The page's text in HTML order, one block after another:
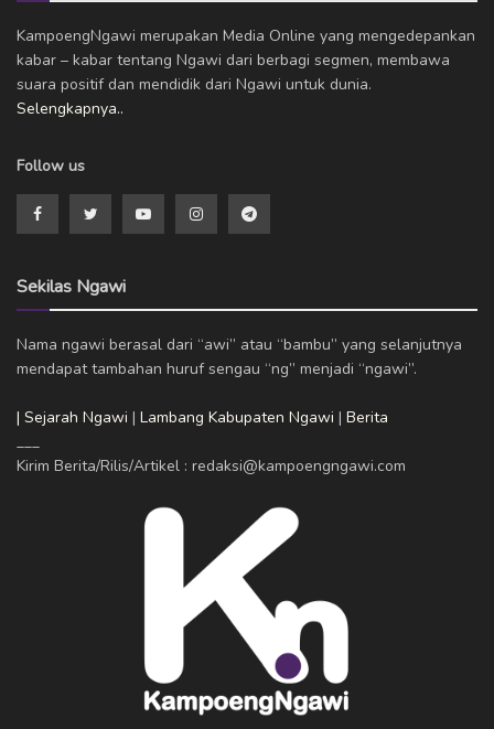
KampoengNgawi merupakan Media Online yang mengedepankan
kabar – kabar tentang Ngawi dari berbagi segmen, membawa
suara positif dan mendidik dari Ngawi untuk dunia.
Selengkapnya..
Follow us
Sekilas Ngawi
Nama ngawi berasal dari “awi” atau “bambu” yang selanjutnya
mendapat tambahan huruf sengau “ng” menjadi “ngawi”.
| Sejarah Ngawi | Lambang Kabupaten Ngawi | Berita
Kirim Berita/Rilis/Artikel : redaksi@kampoengngawi.com